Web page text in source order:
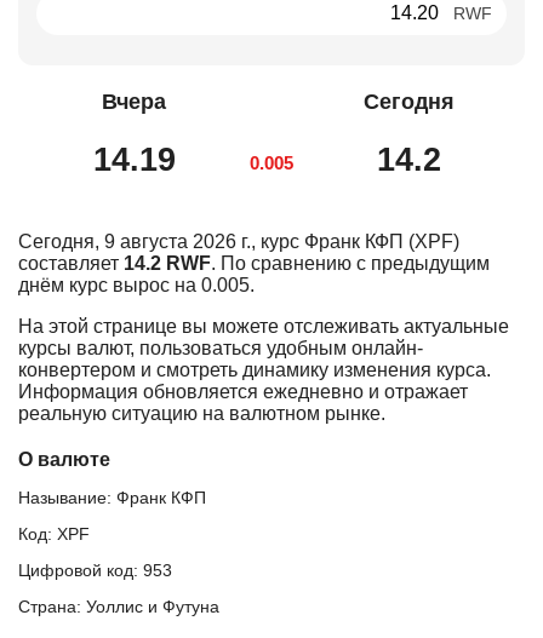
RWF
Вчера
14.19 0.005
Сегодня
14.2
Сегодня, 9 августа 2026 г., курс Франк КФП (XPF)
составляет 14.2 RWF. По сравнению с предыдущим
днём курс вырос на 0.005.
На этой странице вы можете отслеживать актуальные
курсы валют, пользоваться удобным онлайн-
конвертером и смотреть динамику изменения курса.
Информация обновляется ежедневно и отражает
реальную ситуацию на валютном рынке.
О валюте
Называние: Франк КФП
Код: XPF
Цифровой код: 953
Страна: Уоллис и Футуна